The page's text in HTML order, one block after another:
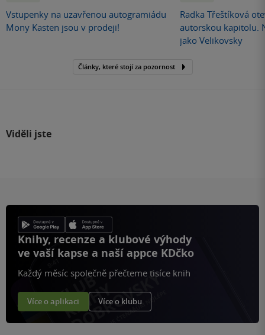
Vstupenky na uzavřenou autogramiádu
Mony Kasten jsou v prodeji!
Radka Třeštíková
autorskou kapitolu.
jako Velikovsky
Články, které stojí za pozornost
Viděli jste
Knihy, recenze a klubové výhody
ve vaší kapse a naší appce KDčko
Každý měsíc společně přečteme tisíce knih
Více o aplikaci Více o klubu